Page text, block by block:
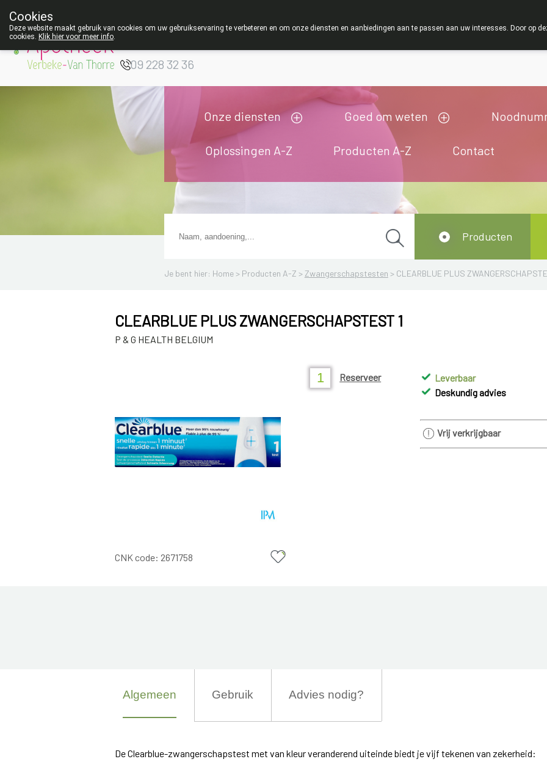
Apotheek Verbeke
09 228 32 36
Onze diensten Goed om weten
Oplossingen A-Z Producten A-Z Contact
Je bent hier: Home > Producten A-Z > Zwangerschapstesten > CLEARBLUE PLUS
Producten
CLEARBLUE PLUS ZWANGERSCHAPSTEST 1
P & G HEALTH BELGIUM
Reserveer
CNK code: 2671758
Leverbaar
Deskundig advies
Vrij verkrijgbaar
Algemeen Gebruik Advies nodig?
De Clearblue-zwangerschapstest met van kleur veranderend uiteinde biedt je vijf tekenen van zekerheid:
Cookies
Deze website maakt gebruik van cookies om uw gebruikservaring te verbeteren en om onze diensten en aanbiedingen aan te passen aan uw interesses. Door op
cookies. Klik hier voor meer info.